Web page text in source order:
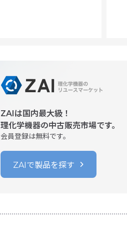
ZAIは国内最大級！
理化学機器の中古販売市場です。
会員登録は無料です。
ZAIで製品を探す